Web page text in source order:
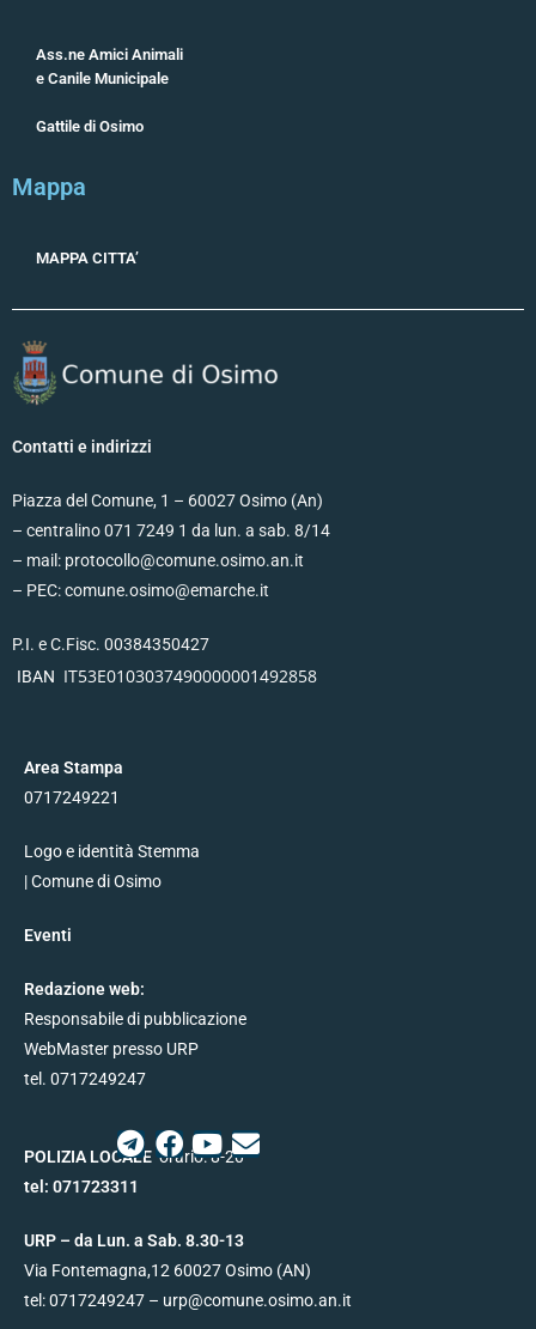
Ass.ne Amici Animali
e Canile Municipale
Gattile di Osimo
Mappa
MAPPA CITTA’
Contatti e indirizzi
Piazza del Comune, 1 – 60027 Osimo (An)
– centralino 071 7249 1 da lun. a sab. 8/14
– mail: protocollo@comune.osimo.an.it
– PEC: comune.osimo@emarche.it
P.I. e C.Fisc. 00384350427
IBAN IT53E0103037490000001492858
Area Stampa
0717249221
Logo e identità Stemma
| Comune di Osimo
Eventi
Redazione web:
Responsabile di pubblicazione
WebMaster presso URP
tel. 0717249247
POLIZIA LOCALEorario: 8-20
tel: 071723311
URP – da Lun. a Sab. 8.30-13
Via Fontemagna,12 60027Osimo (AN)
tel:0717249247 – urp@comune.osimo.an.it